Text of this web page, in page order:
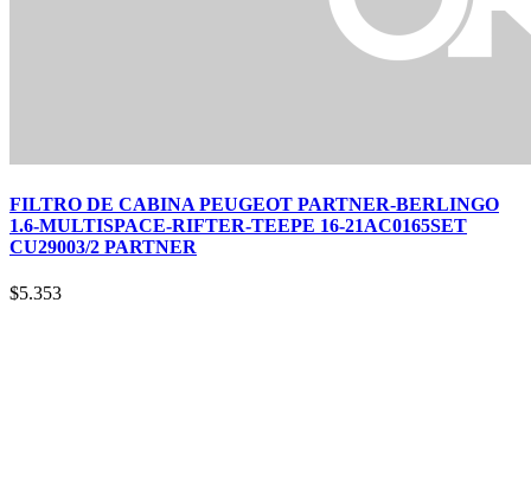
FILTRO DE CABINA PEUGEOT PARTNER-BERLINGO
1.6-MULTISPACE-RIFTER-TEEPE 16-21AC0165SET
CU29003/2 PARTNER
$5.353